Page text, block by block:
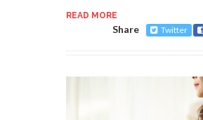
READ MORE
Share Twitter